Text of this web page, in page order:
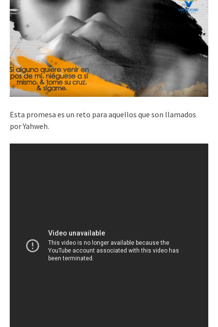
Esta promesa es un reto para aquellos que son llamados
por Yahweh.